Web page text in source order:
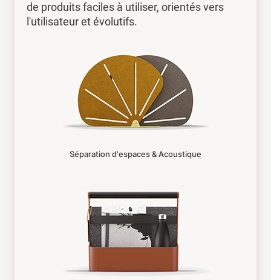
de produits faciles à utiliser, orientés vers
l'utilisateur et évolutifs.
Séparation d'espaces & Acoustique